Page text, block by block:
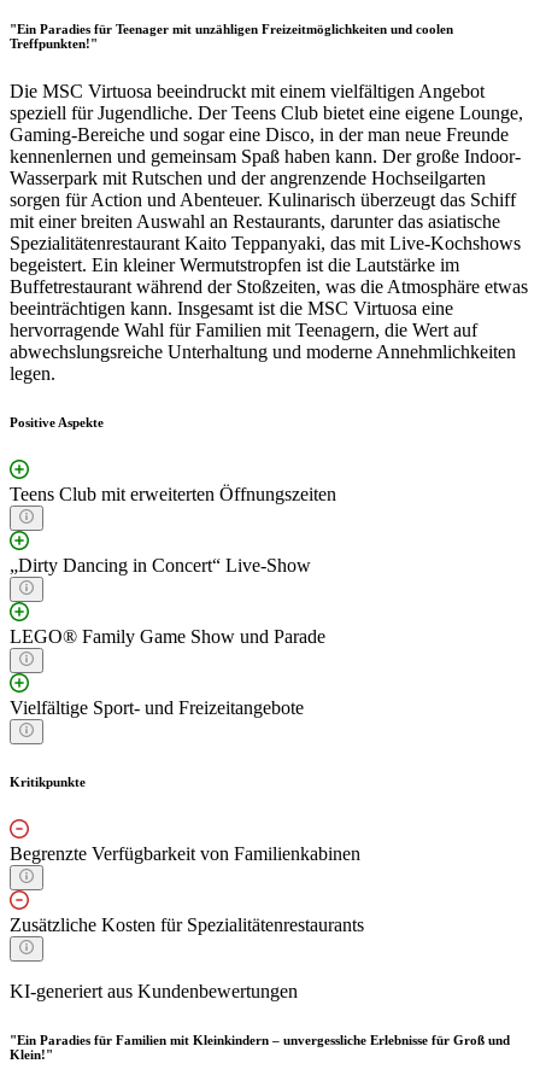
"Ein Paradies für Teenager mit unzähligen Freizeitmöglichkeiten und coolen
Treffpunkten!"
Die MSC Virtuosa beeindruckt mit einem vielfältigen Angebot
speziell für Jugendliche. Der Teens Club bietet eine eigene Lounge,
Gaming-Bereiche und sogar eine Disco, in der man neue Freunde
kennenlernen und gemeinsam Spaß haben kann. Der große Indoor-
Wasserpark mit Rutschen und der angrenzende Hochseilgarten
sorgen für Action und Abenteuer. Kulinarisch überzeugt das Schiff
mit einer breiten Auswahl an Restaurants, darunter das asiatische
Spezialitätenrestaurant Kaito Teppanyaki, das mit Live-Kochshows
begeistert. Ein kleiner Wermutstropfen ist die Lautstärke im
Buffetrestaurant während der Stoßzeiten, was die Atmosphäre etwas
beeinträchtigen kann. Insgesamt ist die MSC Virtuosa eine
hervorragende Wahl für Familien mit Teenagern, die Wert auf
abwechslungsreiche Unterhaltung und moderne Annehmlichkeiten
legen.
Positive Aspekte
Teens Club mit erweiterten Öffnungszeiten
„Dirty Dancing in Concert“ Live-Show
LEGO® Family Game Show und Parade
Vielfältige Sport- und Freizeitangebote
Kritikpunkte
Begrenzte Verfügbarkeit von Familienkabinen
Zusätzliche Kosten für Spezialitätenrestaurants
KI-generiert aus Kundenbewertungen
"Ein Paradies für Familien mit Kleinkindern – unvergessliche Erlebnisse für Groß und
Klein!"